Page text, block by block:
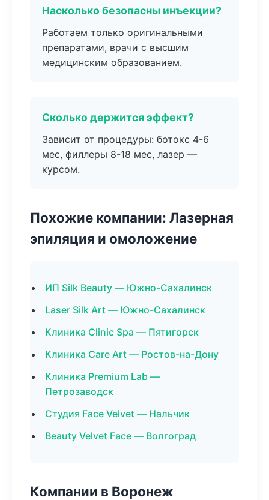
Насколько безопасны инъекции?
Работаем только оригинальными
препаратами, врачи с высшим
медицинским образованием.
Сколько держится эффект?
Зависит от процедуры: ботокс 4-6
мес, филлеры 8-18 мес, лазер —
курсом.
Похожие компании: Лазерная
эпиляция и омоложение
ИП Silk Beauty — Южно-Сахалинск
Laser Silk Art — Южно-Сахалинск
Клиника Clinic Spa — Пятигорск
Клиника Care Art — Ростов-на-Дону
Клиника Premium Lab —
Петрозаводск
Студия Face Velvet — Нальчик
Beauty Velvet Face — Волгоград
Компании в Воронеж